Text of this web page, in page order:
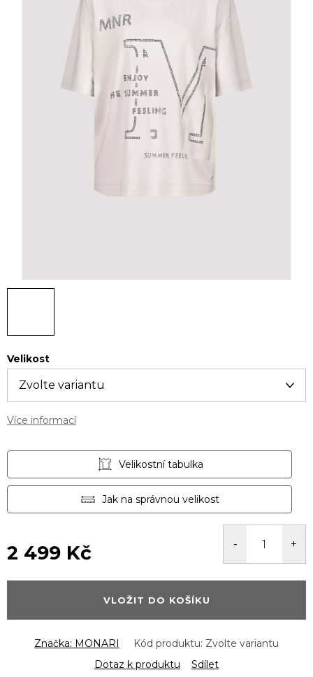
Velikost
Více informací
Velikostní tabulka
Jak na správnou velikost
2 499 Kč
cena:
VLOŽIT DO KOŠÍKU
Značka: MONARI Kód produktu: Zvolte variantu
Dotaz k produktu
Sdílet